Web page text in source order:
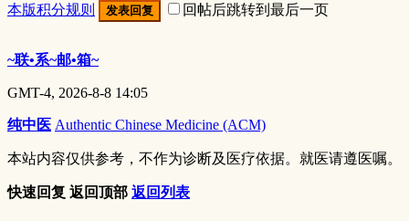
本版积分规则 发表回复 回帖后跳转到最后一页
~联•系~邮•箱~
GMT-4, 2026-8-8 14:05
纯中医 Authentic Chinese Medicine (ACM)
本站内容仅供参考，不作为诊断及医疗依据。就医请遵医嘱。
快速回复 返回顶部 返回列表